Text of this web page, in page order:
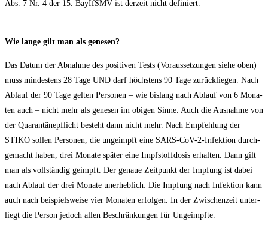
Abs. 7 Nr. 4 der 15. BayIfSMV ist der­zeit nicht definiert.
Wie lan­ge gilt man als genesen?
Das Datum der Abnah­me des posi­ti­ven Tests (Vor­aus­set­zun­gen sie­he oben)
muss min­des­tens 28 Tage UND darf höchs­tens 90 Tage zurück­lie­gen. Nach
Ablauf der 90 Tage gel­ten Per­so­nen – wie bis­lang nach Ablauf von 6 Mona­
ten auch – nicht mehr als gene­sen im obi­gen Sin­ne. Auch die Aus­nah­me von
der Qua­ran­tä­ne­pflicht besteht dann nicht mehr. Nach Emp­feh­lung der
STIKO sol­len Per­so­nen, die unge­impft eine SARS-CoV-2-Infek­ti­on durch­
ge­macht haben, drei Mona­te spä­ter eine Impf­stoff­do­sis erhal­ten. Dann gilt
man als voll­stän­dig geimpft. Der genaue Zeit­punkt der Imp­fung ist dabei
nach Ablauf der drei Mona­te uner­heb­lich: Die Imp­fung nach Infek­ti­on kann
auch nach bei­spiels­wei­se vier Mona­ten erfol­gen. In der Zwi­schen­zeit unter­
liegt die Per­son jedoch allen Beschrän­kun­gen für Ungeimpfte.